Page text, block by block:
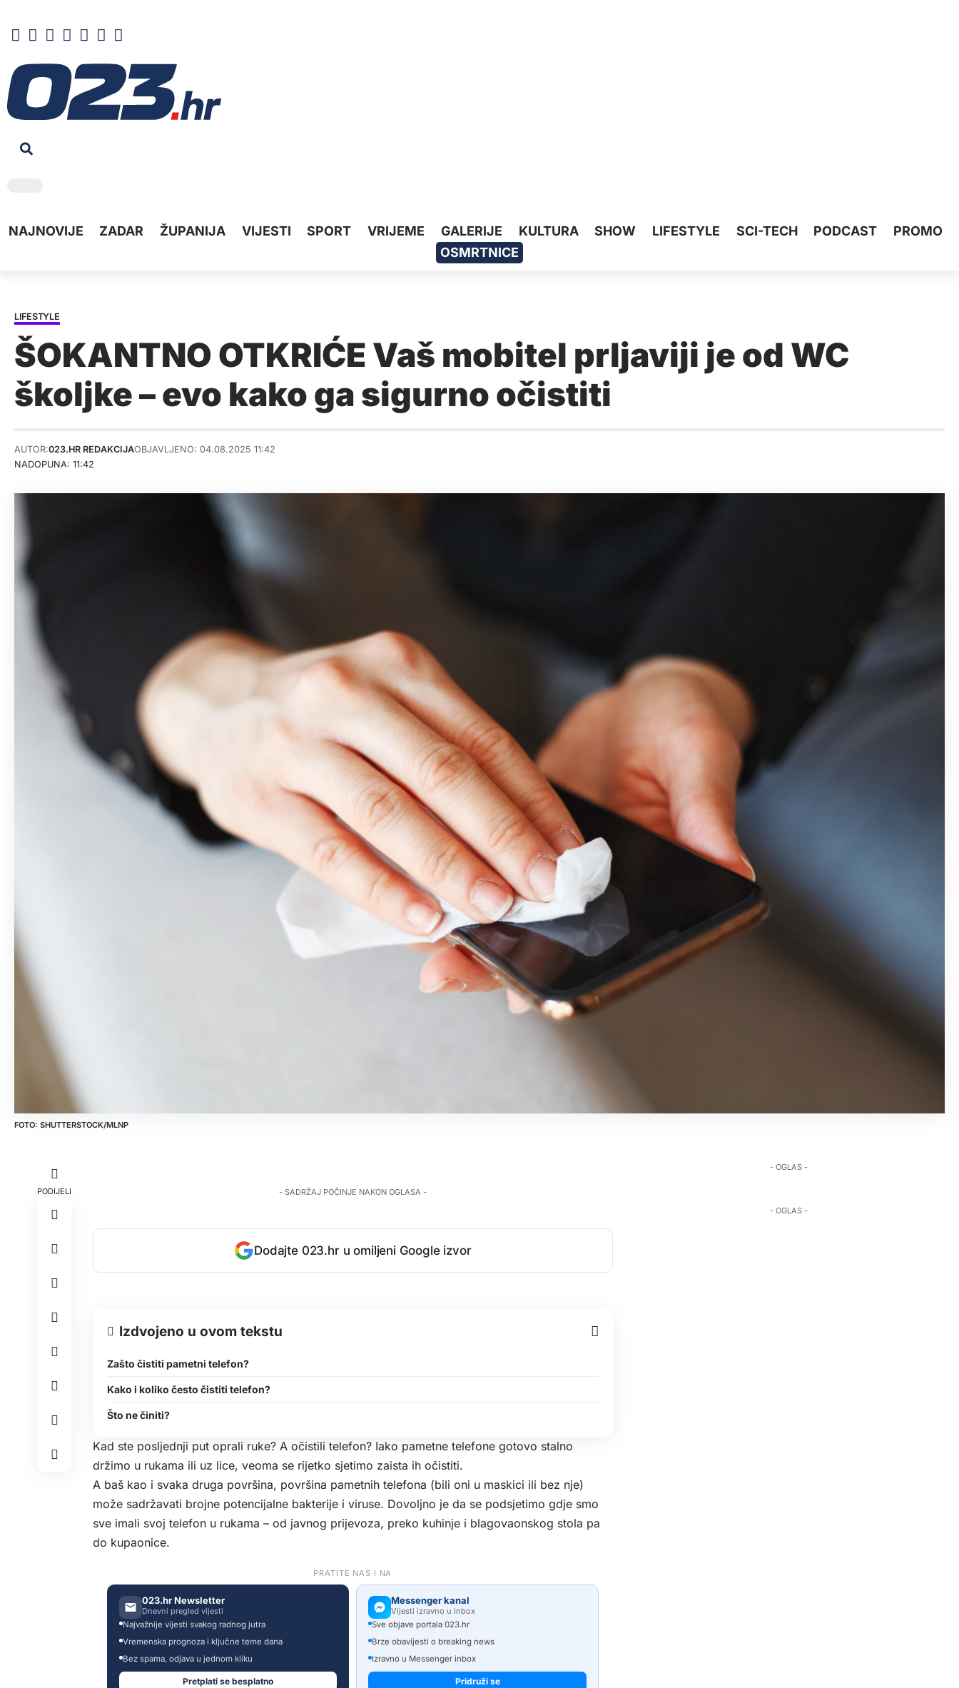
NAJNOVIJE ZADAR ŽUPANIJA VIJESTI SPORT VRIJEME GALERIJE KULTURA SHOW LIFESTYLE SCI-TECH PODCAST
PROMO
OSMRTNICE
LIFESTYLE
ŠOKANTNO OTKRIĆE Vaš mobitel prljaviji je od WC
školjke – evo kako ga sigurno očistiti
NADOPUNA: 11:42
AUTOR:023.HR REDAKCIJAOBJAVLJENO: 04.08.2025 11:42
SHUTTERSTOCK/MLNP
PODIJELI - SADRŽAJ POČINJE NAKON OGLASA -
Dodajte 023.hr u omiljeni Google izvor
Izdvojeno u ovom tekstu
Zašto čistiti pametni telefon?
Kako i koliko često čistiti telefon?
Što ne činiti?
Kad ste posljednji put oprali ruke? A očistili telefon? Iako pametne telefone gotovo stalno
držimo u rukama ili uz lice, veoma se rijetko sjetimo zaista ih očistiti.
A baš kao i svaka druga površina, površina pametnih telefona (bili oni u maskici ili bez nje)
može sadržavati brojne potencijalne bakterije i viruse. Dovoljno je da se podsjetimo gdje smo
sve imali svoj telefon u rukama – od javnog prijevoza, preko kuhinje i blagovaonskog stola pa
do kupaonice.
PRATITE NAS I NA
023.hr Newsletter
Dnevni pregled vijesti
Najvažnije vijesti svakog radnog jutra
Vremenska prognoza i ključne teme dana
Bez spama, odjava u jednom kliku
Pretplati se besplatno
Messenger kanal
Vijesti izravno u inbox
Sve objave portala 023.hr
Brze obavijesti o breaking news
Izravno u Messenger inbox
Pridruži se
- OGLAS -
- OGLAS -